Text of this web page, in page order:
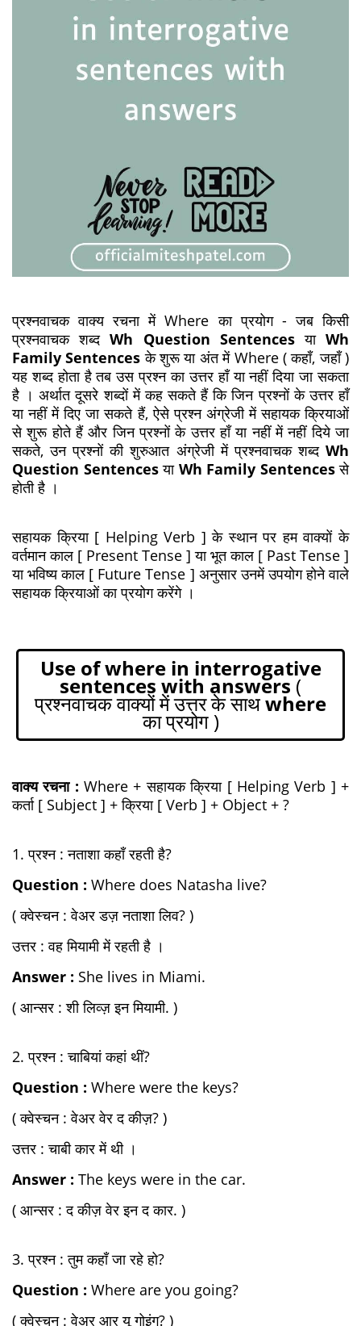
प्रश्नवाचक वाक्य रचना में Where का प्रयोग - जब किसी
प्रश्नवाचक शब्दWh Question SentencesयाWh
Family Sentences के शुरू या अंत में Where ( कहाँ, जहाँ )
यह शब्द होता है तब उस प्रश्न का उत्तर हाँ या नहीं दिया जा सकता
है । अर्थात दूसरे शब्दों में कह सकते हैं कि जिन प्रश्नों के उत्तर हाँ
या नहीं में दिए जा सकते हैं, ऐसे प्रश्न अंग्रेजी में सहायक क्रियाओं
से शुरू होते हैं और जिन प्रश्नों के उत्तर हाँ या नहीं में नहीं दिये जा
सकते, उन प्रश्नों की शुरुआत अंग्रेजी में प्रश्नवाचक शब्द Wh
Question Sentencesया Wh Family Sentencesसे
होती है ।
सहायक क्रिया [ Helping Verb ] के स्थान पर हम वाक्यों के
वर्तमान काल [ Present Tense ] या भूत काल [ Past Tense ]
या भविष्य काल [ Future Tense ] अनुसार उनमें उपयोग होने वाले
सहायक क्रियाओं का प्रयोग करेंगे ।
Use of where in interrogative
sentences with answers (
प्रश्नवाचक वाक्यों में उत्तर के साथwhere
का प्रयोग )
वाक्य रचना : Where + सहायक क्रिया [ Helping Verb ] +
कर्ता [ Subject ] + क्रिया [ Verb ] + Object + ?
1. प्रश्न : नताशा कहाँ रहती है?
Question : Where does Natasha live?
( क्वेस्चन : वेअर डज़ नताशा लिव? )
उत्तर : वह मियामी में रहती है ।
Answer : She lives in Miami.
( आन्सर : शी लिव्ज़ इन मियामी. )
2. प्रश्न : चाबियां कहां थीं?
Question : Where were the keys?
( क्वेस्चन : वेअर वेर द कीज़? )
उत्तर : चाबी कार में थी ।
Answer : The keys were in the car.
( आन्सर : द कीज़ वेर इन द कार. )
3. प्रश्न : तुम कहाँ जा रहे हो?
Question : Where are you going?
( क्वेस्चन : वेअर आर यू गोइंग? )